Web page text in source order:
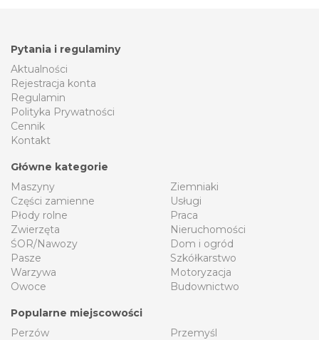
Pytania i regulaminy
Aktualności
Rejestracja konta
Regulamin
Polityka Prywatności
Cennik
Kontakt
Główne kategorie
Maszyny
Części zamienne
Płody rolne
Zwierzęta
ŚOR/Nawozy
Pasze
Warzywa
Owoce
Ziemniaki
Usługi
Praca
Nieruchomości
Dom i ogród
Szkółkarstwo
Motoryzacja
Budownictwo
Popularne miejscowości
Perzów
Przemyśl